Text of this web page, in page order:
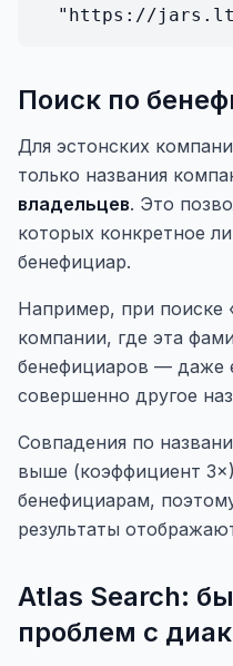
Поиск по
Для эстонских
только названия
владельцев. Это
которых конкретное
бенефициар.
Например, при поиске
компании, где эта
бенефициаров — даже
совершенно другое
Совпадения по
выше (коэффициент
бенефициарам,
результаты
Atlas Search:
проблем с